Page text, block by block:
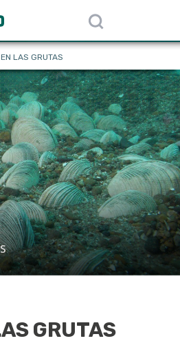
LAS GRUTAS
GRUTAS